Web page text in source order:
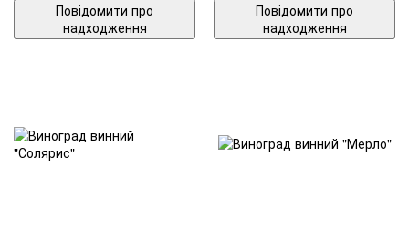
Повідомити про
надходження
Повідомити про
надходження